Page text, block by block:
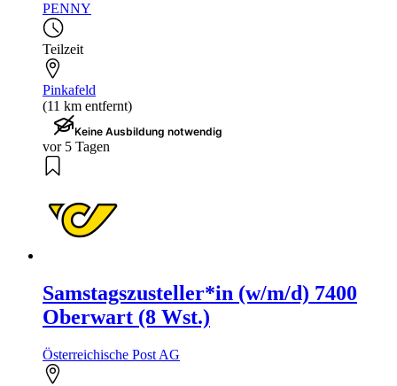
PENNY
Teilzeit
Pinkafeld
(11 km entfernt)
Keine Ausbildung notwendig
vor 5 Tagen
Samstagszusteller*in (w/m/d) 7400
Oberwart (8 Wst.)
Österreichische Post AG